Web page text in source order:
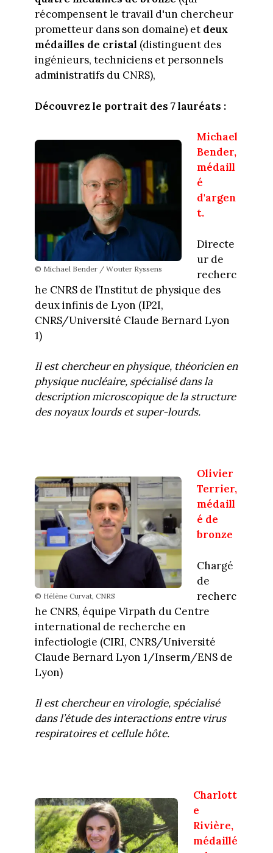
récompensent le travail d'un chercheur
prometteur dans son domaine) et deux
médailles de cristal (distinguent des
ingénieurs, techniciens et personnels
administratifs du CNRS),
Découvrez le portrait des 7 lauréats :
© Michael Bender / Wouter Ryssens
Michael
Bender,
médaill
é
d'argen
t.
Directe
ur de
recherc
he CNRS de l’Institut de physique des
deux infinis de Lyon (IP2I,
CNRS/Université Claude Bernard Lyon
1)
Il est chercheur en physique, théoricien en
physique nucléaire, spécialisé dans la
description microscopique de la structure
des noyaux lourds et super-lourds.
© Hélène Curvat, CNRS
Olivier
Terrier,
médaill
é de
bronze
Chargé
de
recherc
he CNRS, équipe Virpath du Centre
international de recherche en
infectiologie (CIRI, CNRS/Université
Claude Bernard Lyon 1/Inserm/ENS de
Lyon)
Il est chercheur en virologie, spécialisé
dans l’étude des interactions entre virus
respiratoires et cellule hôte.
Charlott
e
Rivière,
médaillé